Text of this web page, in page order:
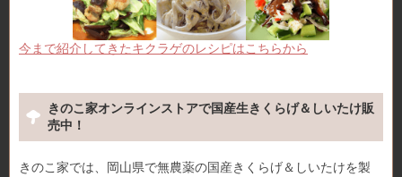
今まで紹介してきたキクラゲのレシピはこちらから
きのこ家オンラインストアで国産生きくらげ＆しいたけ販
売中！
きのこ家では、岡山県で無農薬の国産きくらげ＆しいたけを製